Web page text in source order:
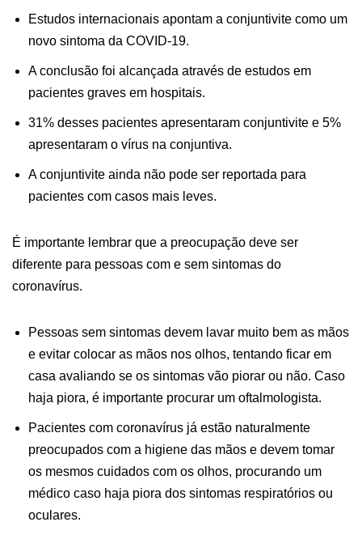
Estudos internacionais apontam a conjuntivite como um
novo sintoma da COVID-19.
A conclusão foi alcançada através de estudos em
pacientes graves em hospitais.
31% desses pacientes apresentaram conjuntivite e 5%
apresentaram o vírus na conjuntiva.
A conjuntivite ainda não pode ser reportada para
pacientes com casos mais leves.
É importante lembrar que a preocupação deve ser
diferente para pessoas com e sem sintomas do
coronavírus.
Pessoas sem sintomas devem lavar muito bem as mãos
e evitar colocar as mãos nos olhos, tentando ficar em
casa avaliando se os sintomas vão piorar ou não. Caso
haja piora, é importante procurar um oftalmologista.
Pacientes com coronavírus já estão naturalmente
preocupados com a higiene das mãos e devem tomar
os mesmos cuidados com os olhos, procurando um
médico caso haja piora dos sintomas respiratórios ou
oculares.